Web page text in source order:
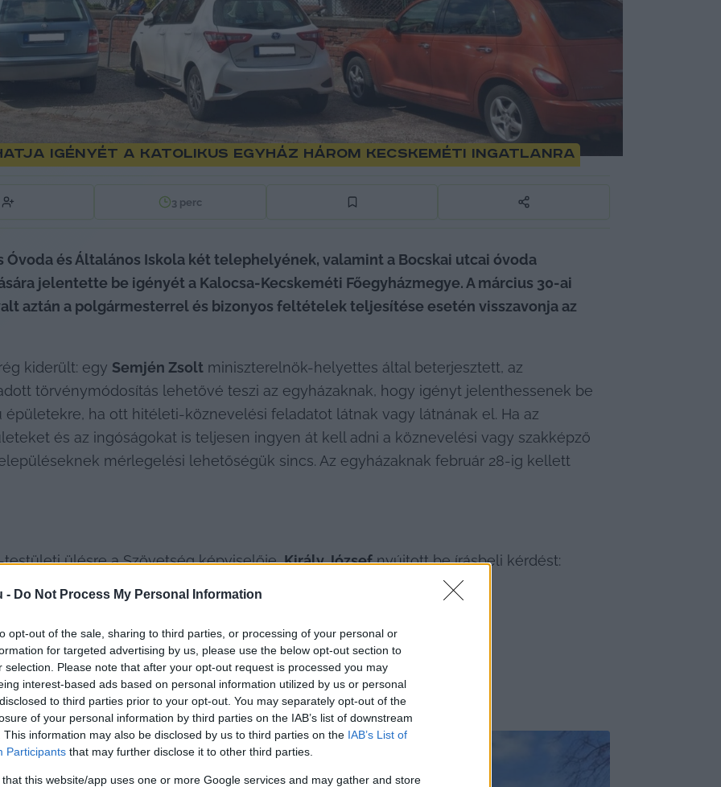
- Do Not Process My Personal Information
opt-out of the sale, sharing to third parties, or processing of your personal or
for targeted advertising by us, please use the below opt-out section to
selection. Please note that after your opt-out request is processed you may
interest-based ads based on personal information utilized by us or personal
to third parties prior to your opt-out. You may separately opt-out of the
of your personal information by third parties on the IAB’s list of downstream
This information may also be disclosed by us to third parties on the IAB’s List of
Participants that may further disclose it to other third parties.
that this website/app uses one or more Google services and may gather and store
igényét a katolikus egyház három kecskeméti ingatlanra
3 perc
Óvoda és Általános Iskola két telephelyének, valamint a Bocskai utcai óvoda
jelentette be igényét a Kalocsa-Kecskeméti Főegyházmegye. A március 30-ai
aztán a polgármesterrel és bizonyos feltételek teljesítése esetén visszavonja az
kiderült: egy Semjén Zsolt miniszterelnök-helyettes által beterjesztett, az
törvénymódosítás lehetővé teszi az egyházaknak, hogy igényt jelenthessenek be
ha ott hitéleti-köznevelési feladatot látnak vagy látnának el. Ha az
és az ingóságokat is teljesen ingyen át kell adni a köznevelési vagy szakképző
mérlegelési lehetőségük sincs. Az egyházaknak február 28-ig kellett
ülésre a Szövetség képviselője, Király József nyújtott be írásbeli kérdést:
és ha igen, mely épületekre?